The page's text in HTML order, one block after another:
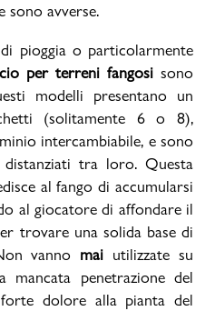
sono avverse.
pioggia o particolarmente
per terreni fangosi sono
modelli presentano un
(solitamente 6 o 8),
intercambiabile, e sono
tra loro. Questa
al fango di accumularsi
al giocatore di affondare il
trovare una solida base di
vanno mai utilizzate su
penetrazione del
dolore alla pianta del